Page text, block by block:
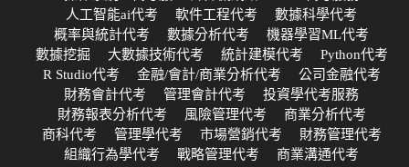
人工智能ai代考
軟件工程代考
數據科學代考
概率與統計代考
數據分析代考
機器學習ML代考
數據挖掘
大數據技術代考 統計建模代考
Python代考
R Studio代考
金融/會計/商業分析代考
公司金融代考
財務會計代考
管理會計代考
投資學代考服務
財務報表分析代考
風險管理代考
商業分析代考
商科代考
管理學代考 市場營銷代考
財務管理代考
組織行為學代考
戰略管理代考
商業溝通代考